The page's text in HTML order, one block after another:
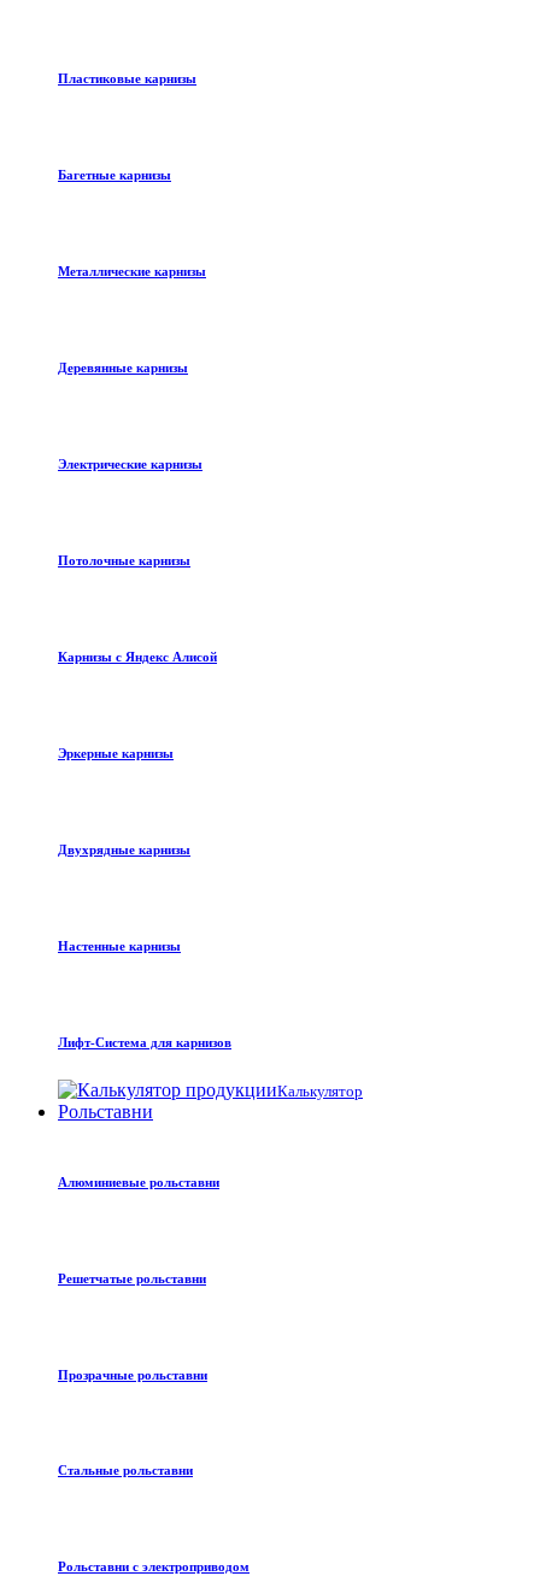
Пластиковые карнизы
Багетные карнизы
Металлические карнизы
Деревянные карнизы
Электрические карнизы
Потолочные карнизы
Карнизы с Яндекс Алисой
Эркерные карнизы
Двухрядные карнизы
Настенные карнизы
Лифт-Система для карнизов
Калькулятор
Рольставни
Алюминиевые рольставни
Решетчатые рольставни
Прозрачные рольставни
Стальные рольставни
Рольставни с электроприводом